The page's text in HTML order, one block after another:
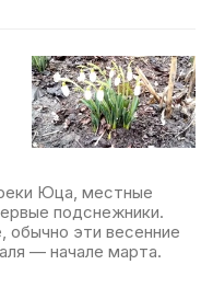
Юца, местные
подснежники.
обычно эти весенние
— начале марта.